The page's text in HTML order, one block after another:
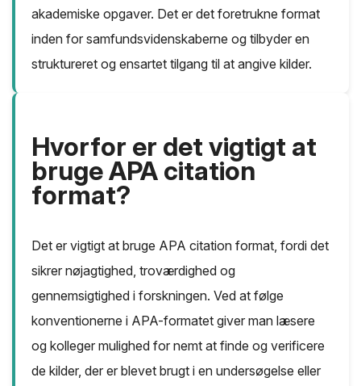
akademiske opgaver. Det er det foretrukne format
inden for samfundsvidenskaberne og tilbyder en
struktureret og ensartet tilgang til at angive kilder.
Hvorfor er det vigtigt at
bruge APA citation
format?
Det er vigtigt at bruge APA citation format, fordi det
sikrer nøjagtighed, troværdighed og
gennemsigtighed i forskningen. Ved at følge
konventionerne i APA-formatet giver man læsere
og kolleger mulighed for nemt at finde og verificere
de kilder, der er blevet brugt i en undersøgelse eller